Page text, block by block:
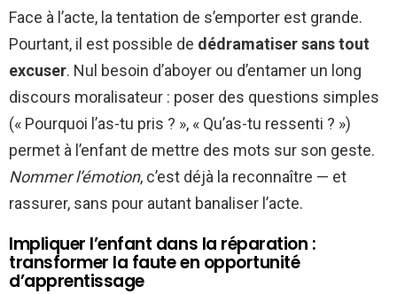
Face à l’acte, la tentation de s’emporter est grande.
Pourtant, il est possible de dédramatiser sans tout
excuser. Nul besoin d’aboyer ou d’entamer un long
discours moralisateur : poser des questions simples
(« Pourquoi l’as-tu pris ? », « Qu’as-tu ressenti ? »)
permet à l’enfant de mettre des mots sur son geste.
Nommer l’émotion, c’est déjà la reconnaître — et
rassurer, sans pour autant banaliser l’acte.
Impliquer l’enfant dans la réparation :
transformer la faute en opportunité
d’apprentissage